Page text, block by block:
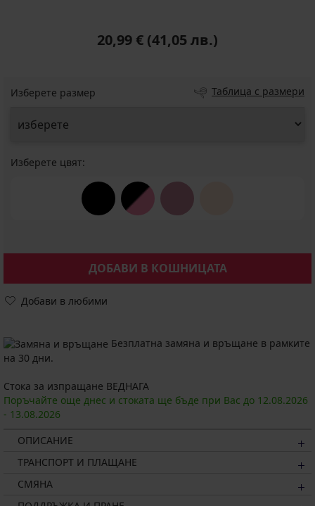
20,99 € (41,05 лв.)
Изберете размер Таблица с размери
Изберете цвят:
ДОБАВИ В КОШНИЦАТА
Добави в любими
Безплатна замяна и връщане в рамките
на 30 дни.
Стока за изпращане ВЕДНАГА
Поръчайте още днес и стоката ще бъде при Вас до 12.08.2026
- 13.08.2026
ОПИСАНИЕ
ТРАНСПОРТ И ПЛАЩАНЕ
СМЯНА